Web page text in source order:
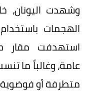
وشهدت اليونان،
الهجمات
استهدفت مقار
عامة، وغالباً ما
متطرفة أو